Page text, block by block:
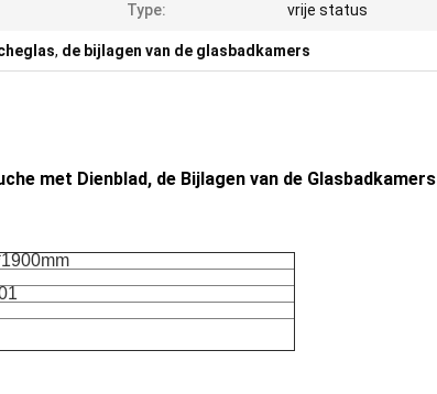
Type: vrije status
, de bijlagen van de glasbadkamers
met Dienblad, de Bijlagen van de Glasbadkamers